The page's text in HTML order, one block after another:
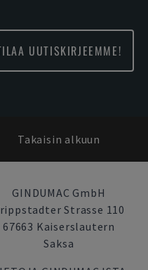
UUTISKIRJEEMME!
Takaisin alkuun
GINDUMAC GmbH
Strasse 110
67663 Kaiserslautern
Saksa